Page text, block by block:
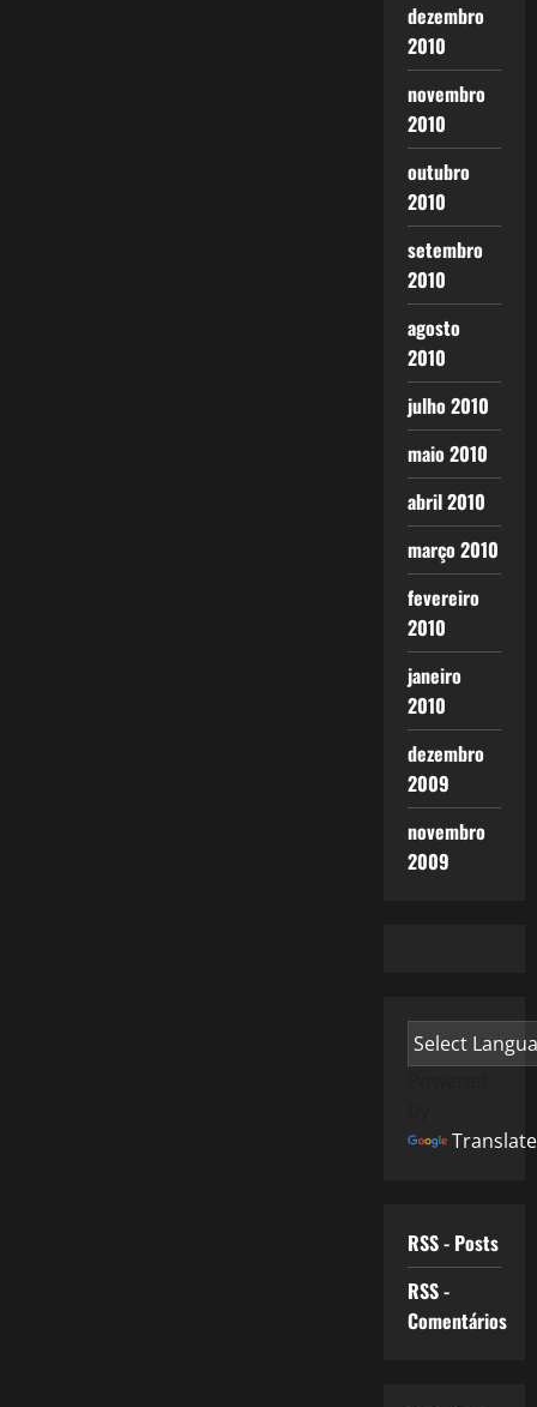
dezembro
2010
novembro
2010
outubro
2010
setembro
2010
agosto
2010
julho 2010
maio 2010
abril 2010
março 2010
fevereiro
2010
janeiro
2010
dezembro
2009
novembro
2009
Translate
RSS - Posts
RSS -
Comentários